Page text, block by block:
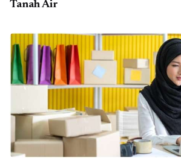
Tanah Air